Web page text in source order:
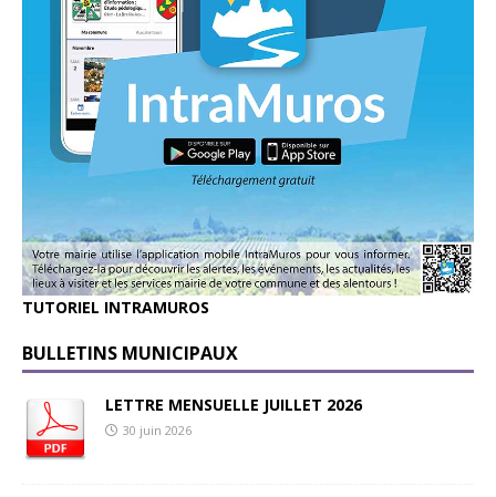
TUTORIEL INTRAMUROS
BULLETINS MUNICIPAUX
LETTRE MENSUELLE JUILLET 2026
30 juin 2026